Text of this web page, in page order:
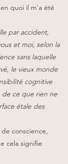
quoi il m'a été
par accident,
et moi, selon la
sans laquelle
le vieux monde
cognitive
ce que rien ne
étale des
conscience,
cela signifie